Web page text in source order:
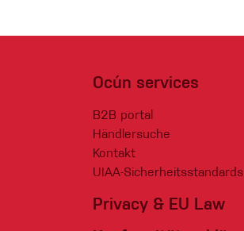
Ocún services
B2B portal
Händlersuche
Kontakt
UIAA-Sicherheitsstandards
Privacy & EU Law